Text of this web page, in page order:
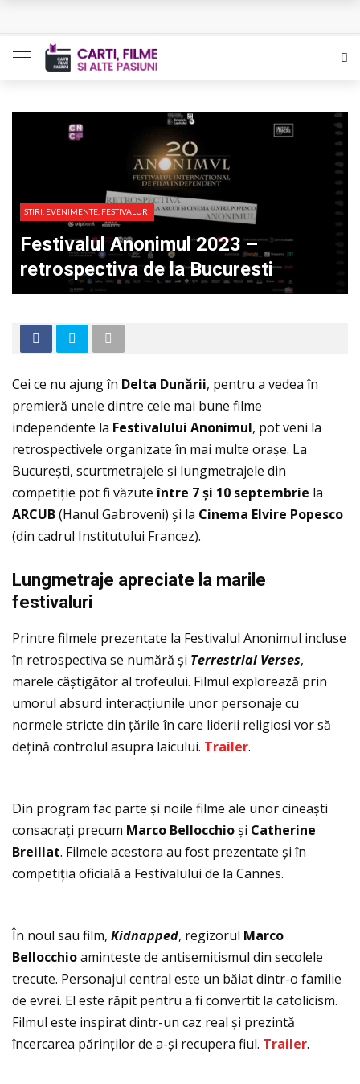
The Man Who Sold Air in the Holy Land – Generatia care
Queer – Un Burroughs sentimental
Bolla – O iubire interzisa din Pristina
Luati-ma drept un vis. Povestiri in K. minor – Dor de Kafka
STIRI, EVENIMENTE, FESTIVALURI
Festivalul Anonimul 2023 –
retrospectiva de la Bucuresti
Cei ce nu ajung în Delta Dunării, pentru a vedea în
premieră unele dintre cele mai bune filme
independente la Festivalului Anonimul, pot veni la
retrospectivele organizate în mai multe orașe. La
București, scurtmetrajele și lungmetrajele din
competiţie pot fi văzuteîntre 7și 10 septembrie la
ARCUB(Hanul Gabroveni) și la Cinema Elvire Popesco
(din cadrul Institutului Francez).
Lungmetraje apreciate la marile
festivaluri
Printre filmele prezentate la Festivalul Anonimul incluse
în retrospectiva se numără și Terrestrial Verses,
marele câștigător al trofeului. Filmul explorează prin
umorul absurd interacţiunile unor personaje cu
normele stricte din ţările în care liderii religiosi vor să
deţină controlul asupra laicului. Trailer.
Din program fac parte și noile filme ale unor cineaști
consacraţi precum Marco Bellocchioși Catherine
Breillat. Filmele acestora au fost prezentate și în
competiţia oficială a Festivalului de la Cannes.
În noul sau film, Kidnapped, regizorul Marco
Bellocchioamintește de antisemitismul din secolele
trecute. Personajul central este un băiat dintr-o familie
de evrei. El este răpit pentru a fi convertit la catolicism.
Filmul este inspirat dintr-un caz real și prezintă
încercarea părinţilor de a-și recupera fiul. Trailer.